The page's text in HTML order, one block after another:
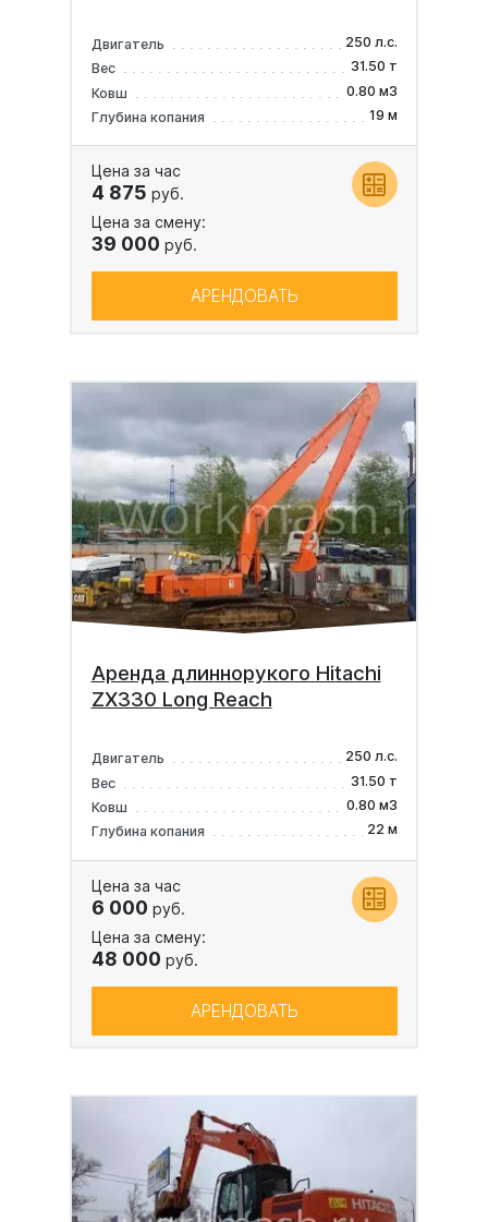
Двигатель
250 л.с.
Вес
31.50 т
Ковш
0.80 м3
Глубина копания
19 м
Цена за час
4 875 руб.
Цена за смену:
39 000 руб.
АРЕНДОВАТЬ
Аренда длиннорукого Hitachi
ZX330 Long Reach
Двигатель
250 л.с.
Вес
31.50 т
Ковш
0.80 м3
Глубина копания
22 м
Цена за час
6 000 руб.
Цена за смену:
48 000 руб.
АРЕНДОВАТЬ